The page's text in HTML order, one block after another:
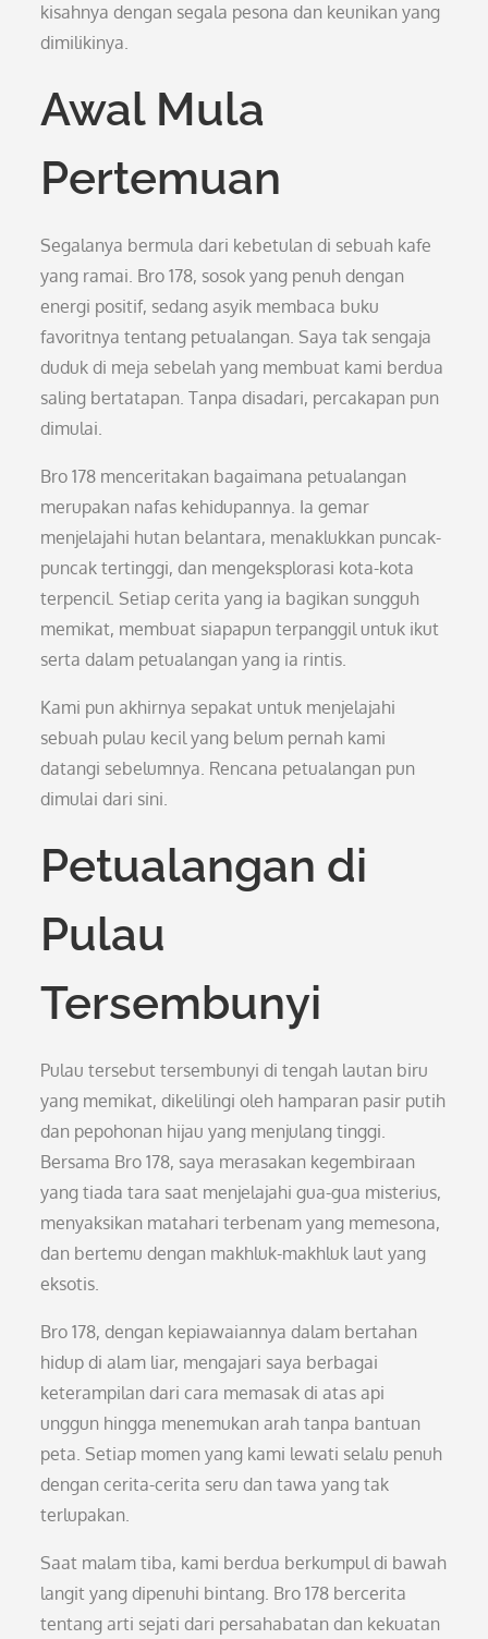
kisahnya dengan segala pesona dan keunikan yang
dimilikinya.
Awal Mula
Pertemuan
Segalanya bermula dari kebetulan di sebuah kafe
yang ramai. Bro 178, sosok yang penuh dengan
energi positif, sedang asyik membaca buku
favoritnya tentang petualangan. Saya tak sengaja
duduk di meja sebelah yang membuat kami berdua
saling bertatapan. Tanpa disadari, percakapan pun
dimulai.
Bro 178 menceritakan bagaimana petualangan
merupakan nafas kehidupannya. Ia gemar
menjelajahi hutan belantara, menaklukkan puncak-
puncak tertinggi, dan mengeksplorasi kota-kota
terpencil. Setiap cerita yang ia bagikan sungguh
memikat, membuat siapapun terpanggil untuk ikut
serta dalam petualangan yang ia rintis.
Kami pun akhirnya sepakat untuk menjelajahi
sebuah pulau kecil yang belum pernah kami
datangi sebelumnya. Rencana petualangan pun
dimulai dari sini.
Petualangan di
Pulau
Tersembunyi
Pulau tersebut tersembunyi di tengah lautan biru
yang memikat, dikelilingi oleh hamparan pasir putih
dan pepohonan hijau yang menjulang tinggi.
Bersama Bro 178, saya merasakan kegembiraan
yang tiada tara saat menjelajahi gua-gua misterius,
menyaksikan matahari terbenam yang memesona,
dan bertemu dengan makhluk-makhluk laut yang
eksotis.
Bro 178, dengan kepiawaiannya dalam bertahan
hidup di alam liar, mengajari saya berbagai
keterampilan dari cara memasak di atas api
unggun hingga menemukan arah tanpa bantuan
peta. Setiap momen yang kami lewati selalu penuh
dengan cerita-cerita seru dan tawa yang tak
terlupakan.
Saat malam tiba, kami berdua berkumpul di bawah
langit yang dipenuhi bintang. Bro 178 bercerita
tentang arti sejati dari persahabatan dan kekuatan